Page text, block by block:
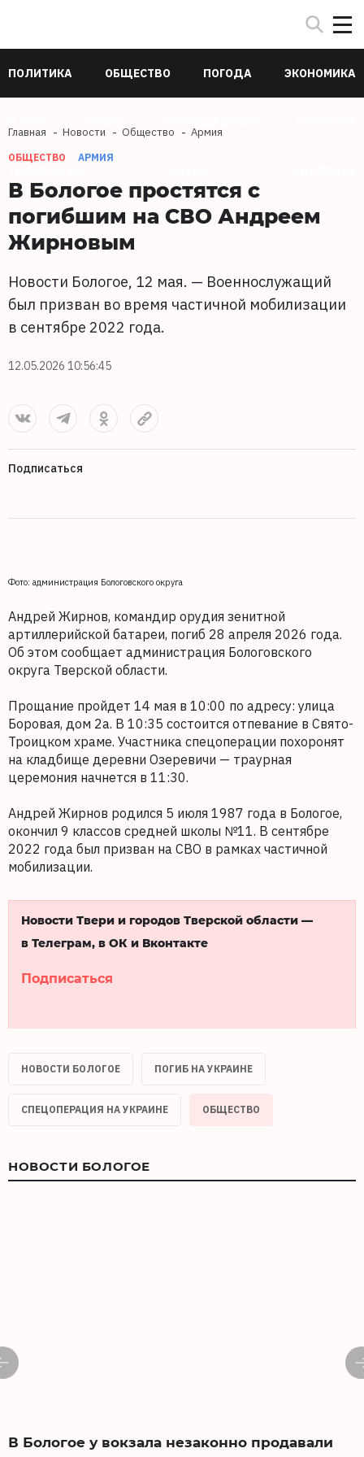
ПОЛИТИКА ОБЩЕСТВО ПОГОДА ЭКОНОМИКА
Главная Новости Общество Армия
ОБЩЕСТВО АРМИЯ
В Бологое простятся с
погибшим на СВО Андреем
Жирновым
Новости Бологое, 12 мая. — Военнослужащий
был призван во время частичной мобилизации
в сентябре 2022 года.
12.05.2026 10:56:45
Подписаться
Фото: администрация Бологовского округа
Андрей Жирнов, командир орудия зенитной
артиллерийской батареи, погиб 28 апреля 2026 года.
Об этом сообщает администрация Бологовского
округа Тверской области.
Прощание пройдет 14 мая в 10:00 по адресу: улица
Боровая, дом 2а. В 10:35 состоится отпевание в Свято-
Троицком храме. Участника спецоперации похоронят
на кладбище деревни Озеревичи — траурная
церемония начнется в 11:30.
Андрей Жирнов родился 5 июля 1987 года в Бологое,
окончил 9 классов средней школы №11. В сентябре
2022 года был призван на СВО в рамках частичной
мобилизации.
Новости Твери и городов Тверской области —
в Телеграм, в ОК и Вконтакте
Подписаться
НОВОСТИ БОЛОГОЕ ПОГИБ НА УКРАИНЕ
СПЕЦОПЕРАЦИЯ НА УКРАИНЕ ОБЩЕСТВО
НОВОСТИ БОЛОГОЕ
В Бологое у вокзала незаконно продавали